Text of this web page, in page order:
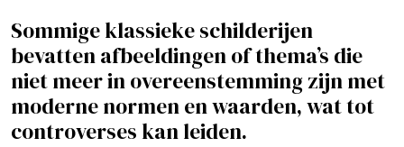
Sommige klassieke schilderijen
bevatten afbeeldingen of thema’s die
niet meer in overeenstemming zijn met
moderne normen en waarden, wat tot
controverses kan leiden.